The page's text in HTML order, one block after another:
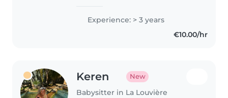
Experience: > 3 years
€10.00/hr
Keren New
Babysitter in La Louvière